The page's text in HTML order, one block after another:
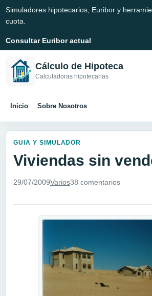
Simuladores hipotecarios, Euribor y
cuota.
Consultar Euribor actual
Cálculo de Hipoteca
Calculadoras hipotecarias
Inicio Sobre Nosotros
GUIA Y SIMULADOR
Viviendas sin
29/07/2009Varios38 comentarios